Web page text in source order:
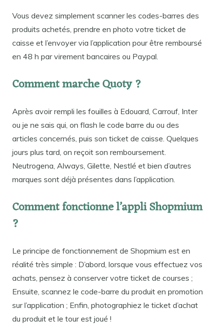
Vous devez simplement scanner les codes-barres des
produits achetés, prendre en photo votre ticket de
caisse et l’envoyer via l’application pour être remboursé
en 48 h par virement bancaires ou Paypal.
Comment marche Quoty ?
Après avoir rempli les fouilles à Edouard, Carrouf, Inter
ou je ne sais qui, on flash le code barre du ou des
articles concernés, puis son ticket de caisse. Quelques
jours plus tard, on reçoit son remboursement.
Neutrogena, Always, Gilette, Nestlé et bien d’autres
marques sont déjà présentes dans l’application.
Comment fonctionne l’appli Shopmium
?
Le principe de fonctionnement de Shopmium est en
réalité très simple : D’abord, lorsque vous effectuez vos
achats, pensez à conserver votre ticket de courses ;
Ensuite, scannez le code-barre du produit en promotion
sur l’application ; Enfin, photographiez le ticket d’achat
du produit et le tour est joué !